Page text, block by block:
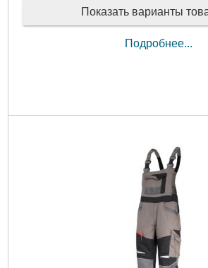
Показать варианты
Подробнее...